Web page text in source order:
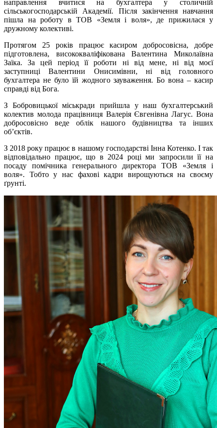
направлення вчитися на бухгалтера у столичній
сільськогосподарській Академії. Після закінчення навчання
пішла на роботу в ТОВ «Земля і воля», де прижилася у
дружному колективі.
Протягом 25 років працює касиром добросовісна, добре
підготовлена, висококваліфікована Валентина Миколаївна
Заїка. За цей період її роботи ні від мене, ні від моєї
заступниці Валентини Онисимівни, ні від головного
бухгалтера не було їй жодного зауваження. Бо вона – касир
справді від Бога.
З Бобровицької міськради прийшла у наш бухгалтерський
колектив молода працівниця Валерія Євгенівна Лагус. Вона
добросовісно веде облік нашого будівництва та інших
об’єктів.
З 2018 року працює в нашому господарстві Інна Котенко. І так
відповідально працює, що в 2024 році ми запросили її на
посаду помічника генерального директора ТОВ «Земля і
воля». Тобто у нас фахові кадри вирощуються на своєму
ґрунті.